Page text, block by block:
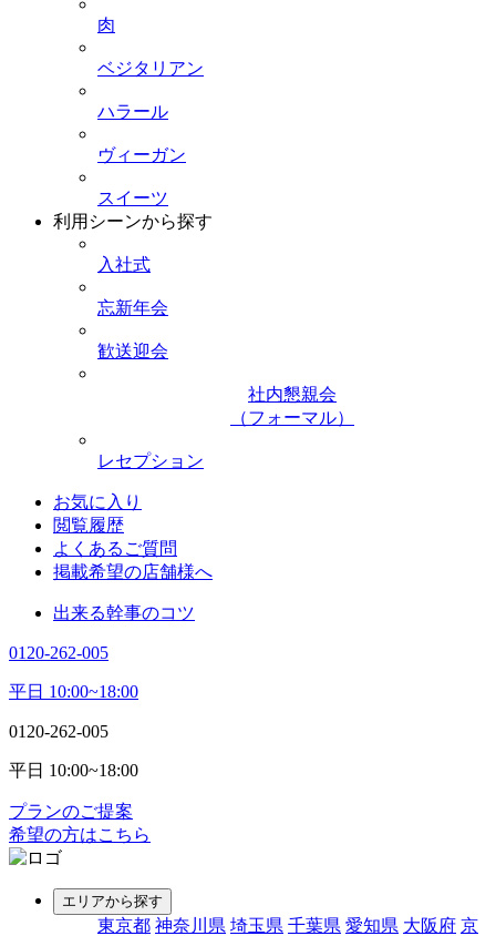
肉
ベジタリアン
ハラール
ヴィーガン
スイーツ
利用シーンから探す
入社式
忘新年会
歓送迎会
社内懇親会
（フォーマル）
レセプション
お気に入り
閲覧履歴
よくあるご質問
掲載希望の店舗様へ
出来る幹事のコツ
0120-262-005
平日 10:00~18:00
0120-262-005
平日 10:00~18:00
プランのご提案
希望の方はこちら
エリアから探す
東京都 神奈川県 埼玉県 千葉県 愛知県 大阪府 京